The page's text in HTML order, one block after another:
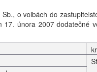
o volbách do
února 2007 dodatečné